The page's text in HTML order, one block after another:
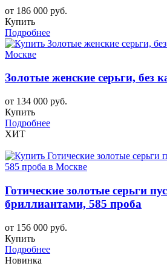
от 186 000 руб.
Купить
Подробнее
Золотые женские серьги, без
от 134 000 руб.
Купить
Подробнее
ХИТ
Готические золотые серьги
бриллиантами, 585 проба
от 156 000 руб.
Купить
Подробнее
Новинка